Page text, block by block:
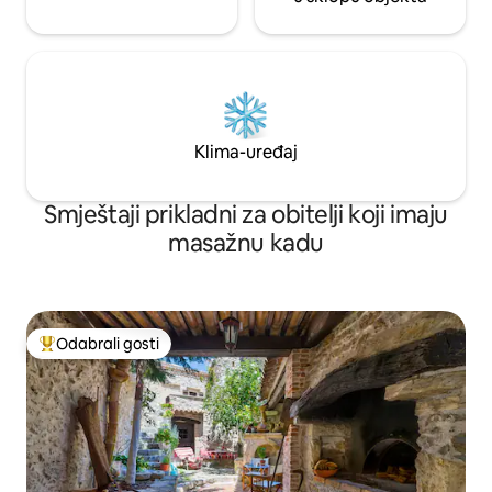
Klima-uređaj
Smještaji prikladni za obitelji koji imaju
masažnu kadu
Među najviše rangiranima s oznakom „Odabrali gosti”
Odabrali gosti